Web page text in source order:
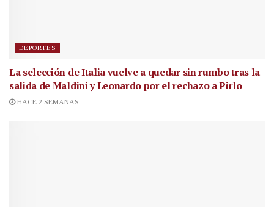
DEPORTES
La selección de Italia vuelve a quedar sin rumbo tras la
salida de Maldini y Leonardo por el rechazo a Pirlo
HACE 2 SEMANAS